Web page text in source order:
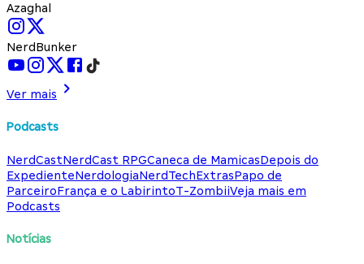
Azaghal
NerdBunker
Ver mais
Podcasts
NerdCastNerdCast RPGCaneca de MamicasDepois do
ExpedienteNerdologiaNerdTechExtrasPapo de
ParceiroFrança e o LabirintoT-ZombiiVeja mais em
Podcasts
Notícias